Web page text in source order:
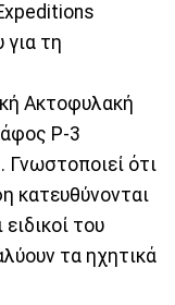
για τη
Ακτοφυλακή
P-3
Γνωστοποιεί ότι
κατευθύνονται
του
τα ηχητικά